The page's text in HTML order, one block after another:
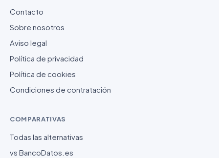
Contacto
Sobre nosotros
Aviso legal
Política de privacidad
Política de cookies
Condiciones de contratación
COMPARATIVAS
Todas las alternativas
vs BancoDatos.es